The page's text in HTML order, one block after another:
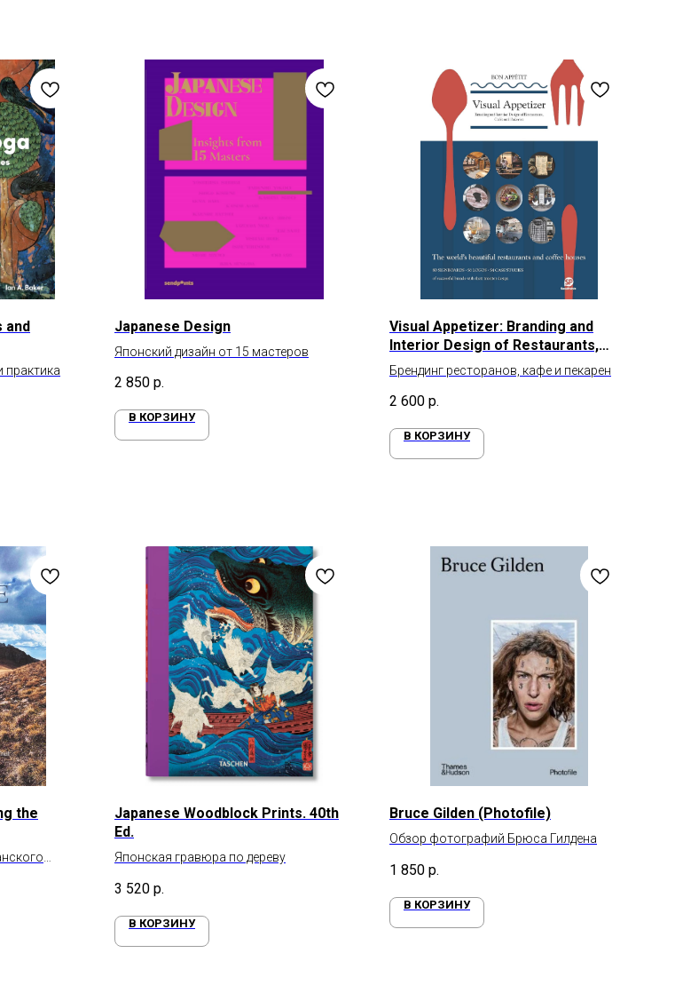
and
практика
Japanese Design
Японский дизайн от 15 мастеров
2 850 р.
В КОРЗИНУ
Visual Appetizer: Branding and
Interior Design of Restaurants,
Cafés and Bakeries
Брендинг ресторанов, кафе и пекарен
2 600 р.
В КОРЗИНУ
the
Japanese Woodblock Prints. 40th
Ed.
Японская гравюра по дереву
3 520 р.
В КОРЗИНУ
Bruce Gilden (Photofile)
Обзор фотографий Брюса Гилдена
1 850 р.
В КОРЗИНУ